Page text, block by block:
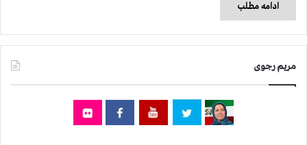
ادامه مطلب
مریم رجوی